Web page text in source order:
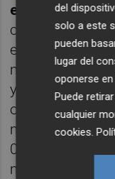
estimaciones
cifras, las
entre un 3% y
mantendrán en
y el 0%,
oscilará entre el
millones de
0% y un 3%,
metros
del
solo a este
pueden
lugar del
oponerse
Puede
cualquier
cookies .